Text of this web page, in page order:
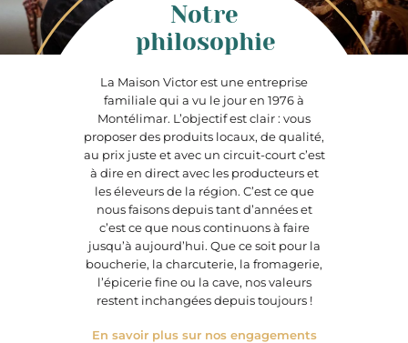
La Maison Victor est une entreprise
familiale qui a vu le jour en 1976 à
Montélimar. L’objectif est clair : vous
proposer des produits locaux, de qualité,
au prix juste et avec un circuit-court c’est
à dire en direct avec les producteurs et
les éleveurs de la région. C’est ce que
nous faisons depuis tant d’années et
c’est ce que nous continuons à faire
jusqu’à aujourd’hui. Que ce soit pour la
boucherie, la charcuterie, la fromagerie,
l’épicerie fine ou la cave, nos valeurs
restent inchangées depuis toujours !
En savoir plus sur nos engagements
Notre
philosophie